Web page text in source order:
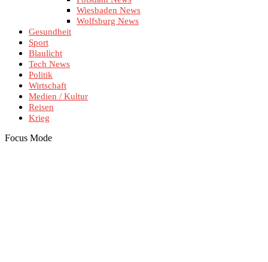
Wiesbaden News
Wolfsburg News
Gesundheit
Sport
Blaulicht
Tech News
Politik
Wirtschaft
Medien / Kultur
Reisen
Krieg
Focus Mode